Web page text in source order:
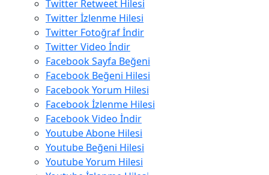
Twitter Retweet Hilesi
Twitter İzlenme Hilesi
Twitter Fotoğraf İndir
Twitter Video İndir
Facebook Sayfa Beğeni
Facebook Beğeni Hilesi
Facebook Yorum Hilesi
Facebook İzlenme Hilesi
Facebook Video İndir
Youtube Abone Hilesi
Youtube Beğeni Hilesi
Youtube Yorum Hilesi